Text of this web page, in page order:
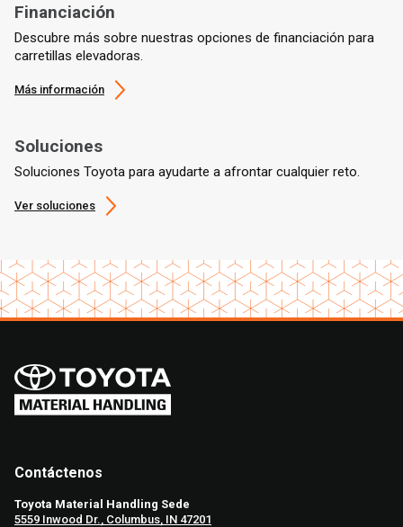
Financiación
Descubre más sobre nuestras opciones de financiación para
carretillas elevadoras.
Más información
Soluciones
Soluciones Toyota para ayudarte a afrontar cualquier reto.
Ver soluciones
Contáctenos
Toyota Material Handling Sede
5559 Inwood Dr., Columbus, IN 47201